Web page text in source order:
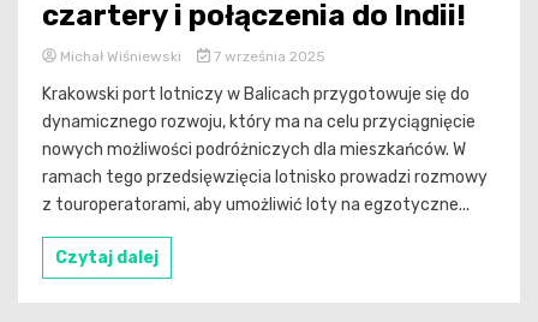
czartery i połączenia do Indii!
Michał Wiśniewski 7 września 2025
Krakowski port lotniczy w Balicach przygotowuje się do
dynamicznego rozwoju, który ma na celu przyciągnięcie
nowych możliwości podróżniczych dla mieszkańców. W
ramach tego przedsięwzięcia lotnisko prowadzi rozmowy
z touroperatorami, aby umożliwić loty na egzotyczne...
Czytaj dalej